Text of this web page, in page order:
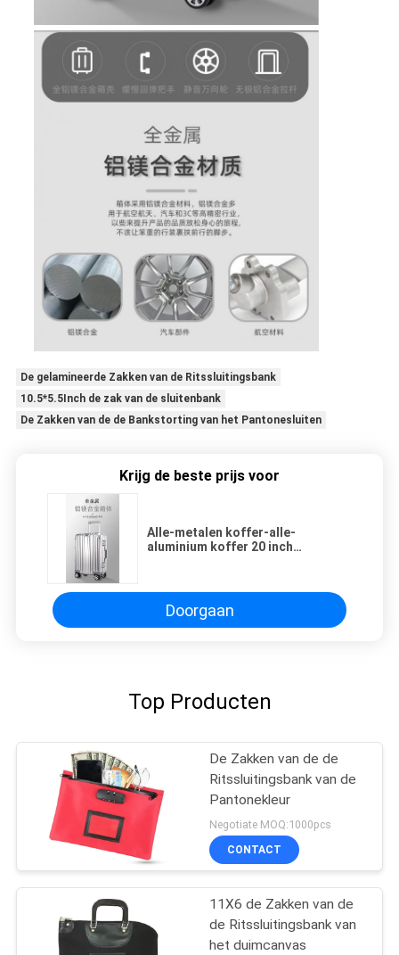
De gelamineerde Zakken van de Ritssluitingsbank
10.5*5.5Inch de zak van de sluitenbank
De Zakken van de de Bankstorting van het Pantonesluiten
Krijg de beste prijs voor
Alle-metalen koffer-alle-
aluminium koffer 20 inch
frame koffers
Doorgaan
Top Producten
De Zakken van de de
Ritssluitingsbank van de
Pantonekleur
Negotiate MOQ:1000pcs
CONTACT
11X6 de Zakken van de
de Ritssluitingsbank van
het duimcanvas